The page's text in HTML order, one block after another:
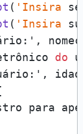
( 'Insira
( 'Insira
do
para